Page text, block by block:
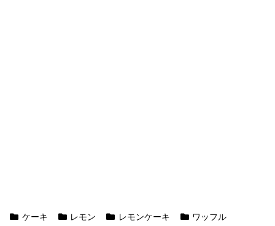
ケーキ レモン レモンケーキ
ワッフル